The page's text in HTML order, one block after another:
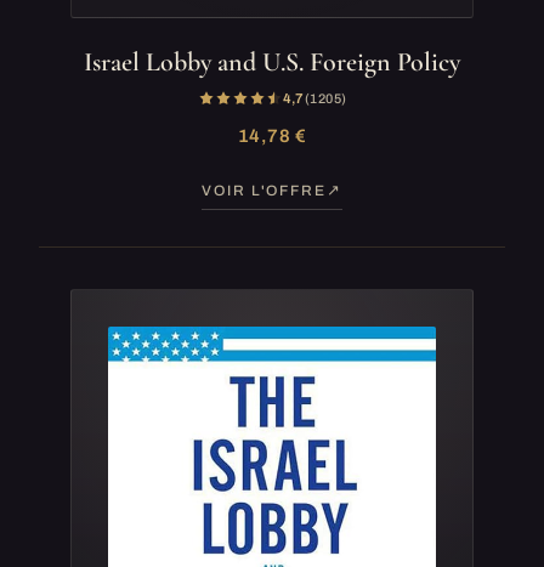
Israel Lobby and U.S. Foreign Policy
4,7(1 205)
14,78 €
VOIR L'OFFRE